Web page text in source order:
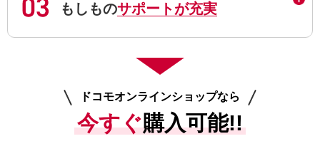
もしものサポートが充実
ドコモオンラインショップなら
今すぐ購入可能!!